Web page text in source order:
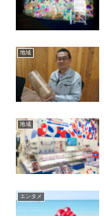
地域
地域
エンタメ